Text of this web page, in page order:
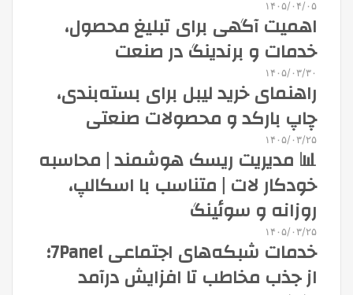
۱۴۰۵/۰۴/۰۵
اهمیت آگهی برای تبلیغ محصول،
خدمات و برندینگ در صنعت
۱۴۰۵/۰۳/۳۰
راهنمای خرید لیبل برای بسته‌بندی،
چاپ بارکد و محصولات صنعتی
۱۴۰۵/۰۳/۲۵
📊 مدیریت ریسک هوشمند | محاسبه
خودکار لات | متناسب با اسکالپ،
روزانه و سوئینگ
۱۴۰۵/۰۳/۲۵
خدمات شبکه‌های اجتماعی 7Panel؛
از جذب مخاطب تا افزایش درآمد